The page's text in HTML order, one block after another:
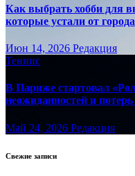
Как выбрать хобби для
которые устали от города
Июн 14, 2026 Редакция
Теннис
В Париже стартовал
неожиданностей и
Май 24, 2026 Редакция
Свежие записи